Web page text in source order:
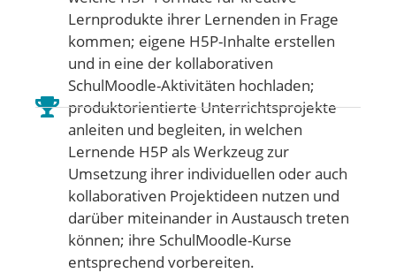
Lernprodukte ihrer Lernenden in Frage
kommen; eigene H5P-Inhalte erstellen
und in eine der kollaborativen
SchulMoodle-Aktivitäten hochladen;
produktorientierte Unterrichtsprojekte
anleiten und begleiten, in welchen
Lernende H5P als Werkzeug zur
Umsetzung ihrer individuellen oder auch
kollaborativen Projektideen nutzen und
darüber miteinander in Austausch treten
können; ihre SchulMoodle-Kurse
entsprechend vorbereiten.